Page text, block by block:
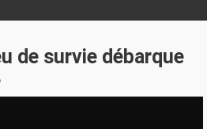
de survie débarque